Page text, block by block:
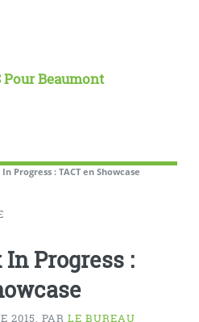
Pour Beaumont
Progress : TACT en Showcase
Progress :
2015, PAR LE BUREAU